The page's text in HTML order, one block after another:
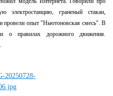
электростанцию, граненый стакан,
провели опыт "Ньютоновская смесь". В
о правилах дорожного движения.